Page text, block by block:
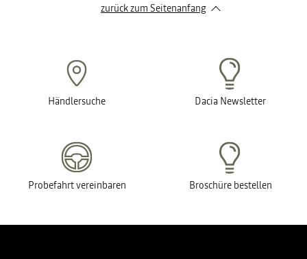
zurück zum Seitenanfang
Händlersuche Dacia Newsletter
Probefahrt vereinbaren Broschüre bestellen